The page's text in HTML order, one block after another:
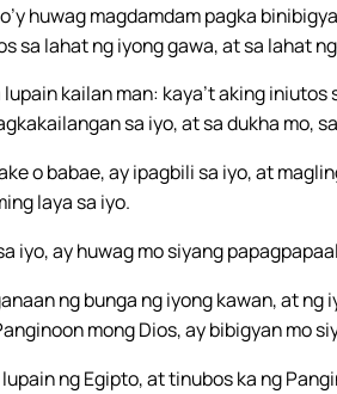
huwag magdamdam pagka
sa lahat ng iyong gawa, at sa lahat
kailan man: kaya’t aking
sa iyo, at sa dukha mo,
o babae, ay ipagbili sa iyo, at
laya sa iyo.
iyo, ay huwag mo siyang
ng bunga ng iyong kawan, at ng
mong Dios, ay bibigyan mo
ng Egipto, at tinubos ka ng